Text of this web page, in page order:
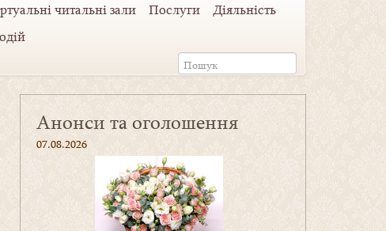
читальні зали Послуги
Діяльність
Анонси та оголошення
07.08.2026